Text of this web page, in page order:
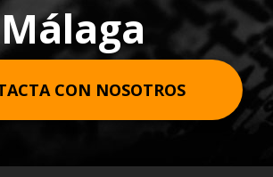
Málaga
CON NOSOTROS